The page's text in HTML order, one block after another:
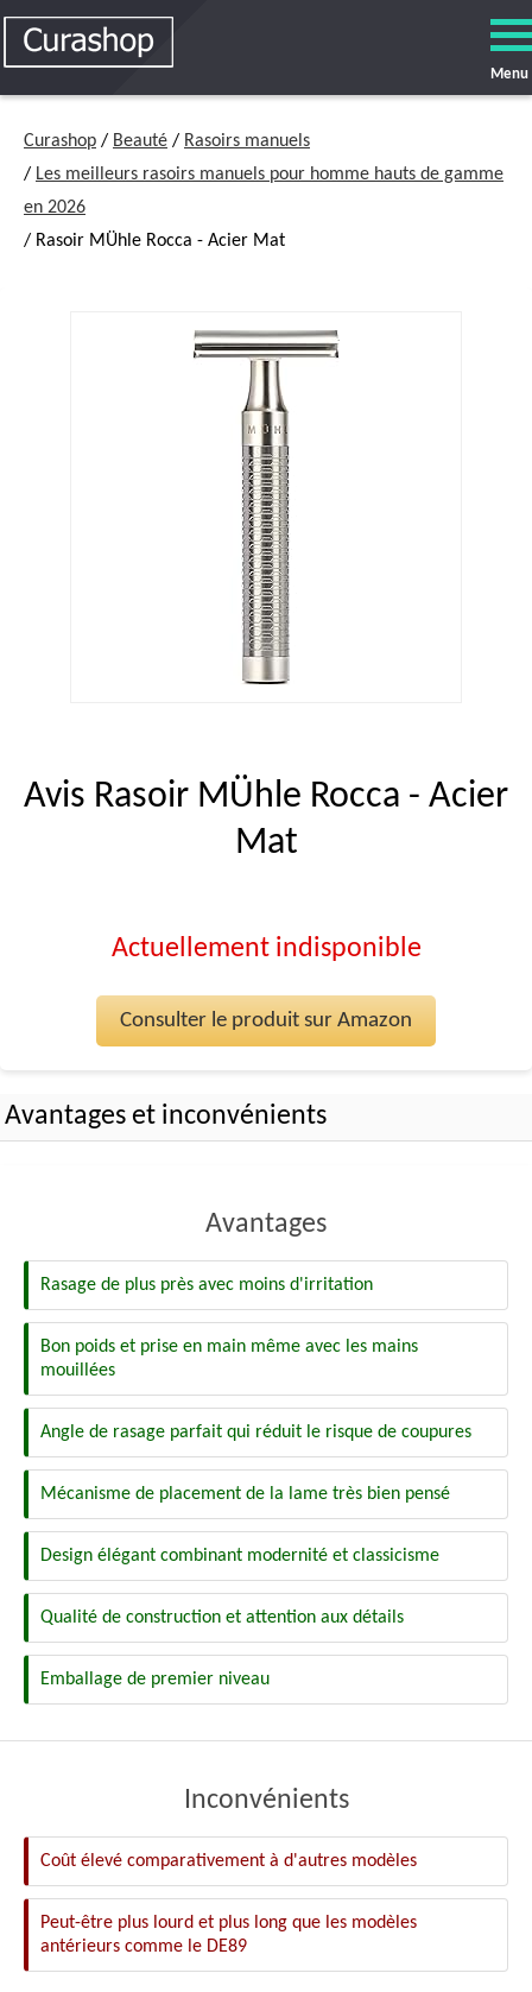
Menu
Curashop / Beauté / Rasoirs manuels
/ Les meilleurs rasoirs manuels pour homme hauts de gamme
en 2026
/ Rasoir MÜhle Rocca - Acier Mat
Avis Rasoir MÜhle Rocca - Acier
Mat
Actuellement indisponible
Consulter le produit sur Amazon
Avantages et inconvénients
Avantages
Rasage de plus près avec moins d'irritation
Bon poids et prise en main même avec les mains
mouillées
Angle de rasage parfait qui réduit le risque de coupures
Mécanisme de placement de la lame très bien pensé
Design élégant combinant modernité et classicisme
Qualité de construction et attention aux détails
Emballage de premier niveau
Inconvénients
Coût élevé comparativement à d'autres modèles
Peut-être plus lourd et plus long que les modèles
antérieurs comme le DE89